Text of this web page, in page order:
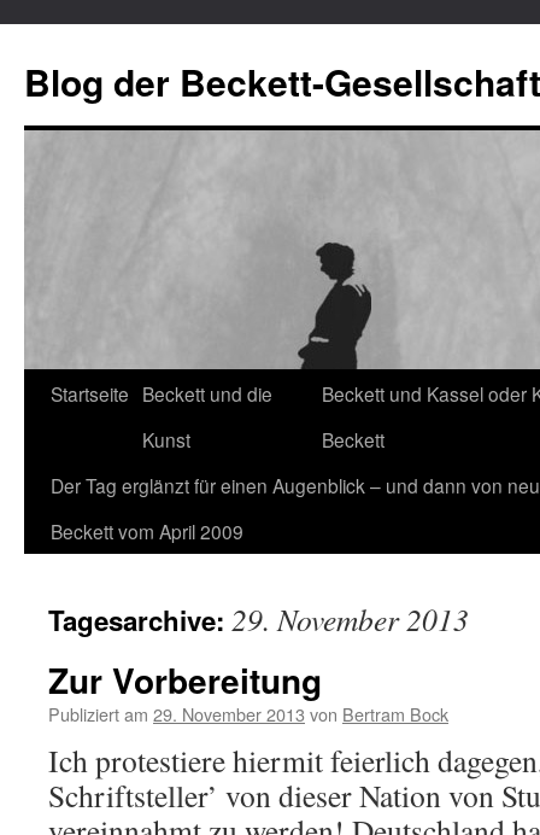
Blog der Beckett-Gesellschaft
Zum
springen
Startseite Beckett und die
Kunst
Beckett und Kassel oder
Beckett
Der Tag erglänzt für einen Augenblick – und dann von
Beckett vom April 2009
Tagesarchive: 29. November 2013
Zur Vorbereitung
Publiziert am 29. November 2013 von Bertram Bock
Ich protestiere hiermit feierlich
Schriftsteller’ von dieser Nation von